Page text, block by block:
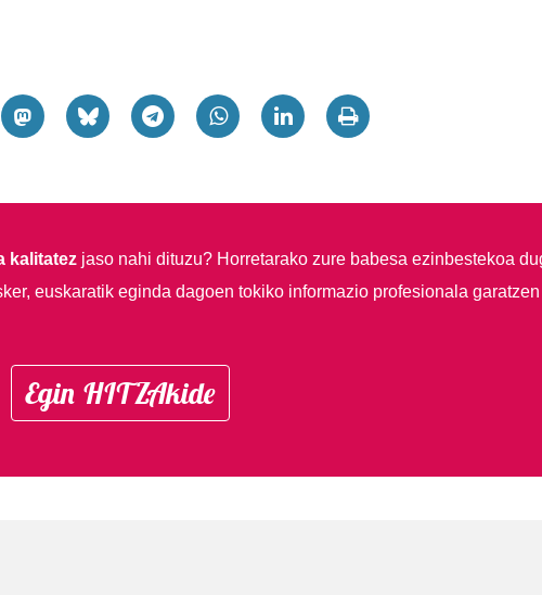
kalitatezjaso nahi dituzu? Horretarako zure babesa ezinbestekoa
euskaratik eginda dagoen tokiko informazio profesionala
Egin HITZAkide